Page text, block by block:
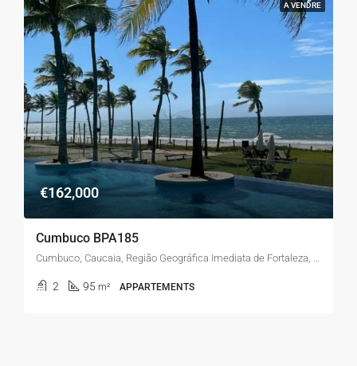
A VENDRE
€162,000
Cumbuco BPA185
Cumbuco, Caucaia, Região Geográfica Imediata de Fortaleza, Região Geográfica Intermediária de Fortaleza, Ceará, Região Nordeste, Brasil
2 95 m² APPARTEMENTS